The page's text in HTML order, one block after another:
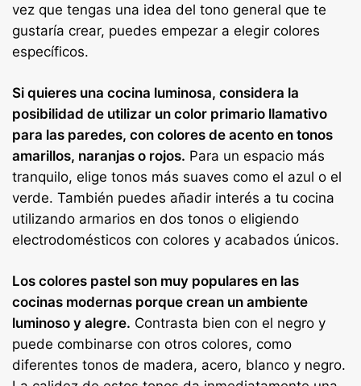
vez que tengas una idea del tono general que te
gustaría crear, puedes empezar a elegir colores
específicos.
Si quieres una cocina luminosa, considera la
posibilidad de utilizar un color primario llamativo
para las paredes, con colores de acento en tonos
amarillos, naranjas o rojos. Para un espacio más
tranquilo, elige tonos más suaves como el azul o el
verde. También puedes añadir interés a tu cocina
utilizando armarios en dos tonos o eligiendo
electrodomésticos con colores y acabados únicos.
Los colores pastel son muy populares en las
cocinas modernas porque crean un ambiente
luminoso y alegre. Contrasta bien con el negro y
puede combinarse con otros colores, como
diferentes tonos de madera, acero, blanco y negro.